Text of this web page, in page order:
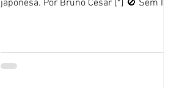
japonesa. Por Bruno César [*] 🚫 Sem IA
Ball chegava ao fim na televisão japonesa